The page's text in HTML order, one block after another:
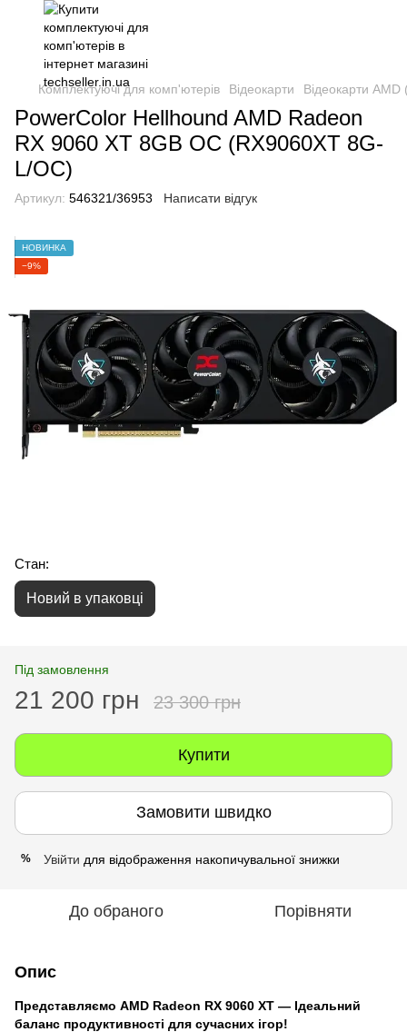
Комплектуючі для комп'ютерів Відеокарти Відеокарти
PowerColor Hellhound AMD Radeon
RX 9060 XT 8GB OC (RX9060XT 8G-
L/OC)
Артикул: 546321/36953 Написати відгук
НОВИНКА
−9%
Стан:
Новий в упаковці
Під замовлення
21 200 грн 23 300 грн
Купити
Замовити швидко
% Увійти для відображення накопичувальної знижки
До обраного Порівняти
Опис
Представляємо AMD Radeon RX 9060 XT — Ідеальний
баланс продуктивності для сучасних ігор!